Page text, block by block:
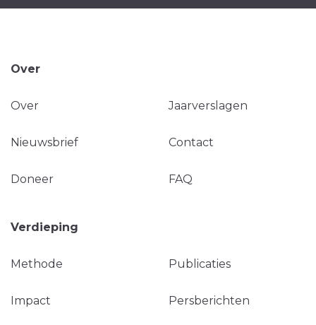
Over
Over Jaarverslagen
Nieuwsbrief Contact
Doneer FAQ
Verdieping
Methode Publicaties
Impact Persberichten